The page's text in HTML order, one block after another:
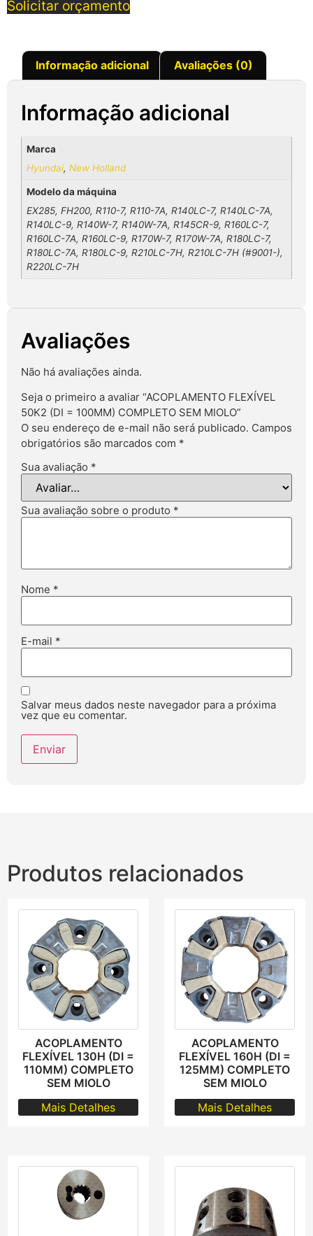
Solicitar orçamento
Informação adicional Avaliações (0)
Informação adicional
Marca
Hyundai, New Holland
Modelo da máquina
EX285, FH200, R110-7, R110-7A, R140LC-7, R140LC-7A,
R140LC-9, R140W-7, R140W-7A, R145CR-9, R160LC-7,
R160LC-7A, R160LC-9, R170W-7, R170W-7A, R180LC-7,
R180LC-7A, R180LC-9, R210LC-7H, R210LC-7H (#9001-),
R220LC-7H
Avaliações
Não há avaliações ainda.
Seja o primeiro a avaliar “ACOPLAMENTO FLEXÍVEL
50K2 (DI = 100MM) COMPLETO SEM MIOLO”
O seu endereço de e-mail não será publicado. Campos
obrigatórios são marcados com *
Sua avaliação *
Sua avaliação sobre o produto *
Nome *
E-mail *
Salvar meus dados neste navegador para a próxima
vez que eu comentar.
Produtos relacionados
ACOPLAMENTO
FLEXÍVEL 130H (DI =
110MM) COMPLETO
SEM MIOLO
Mais Detalhes
ACOPLAMENTO
FLEXÍVEL 160H (DI =
125MM) COMPLETO
SEM MIOLO
Mais Detalhes